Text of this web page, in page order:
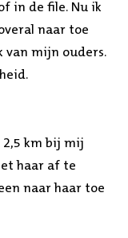
in de file. Nu ik
naar toe
van mijn ouders.
2,5 km bij mij
haar af te
naar haar toe